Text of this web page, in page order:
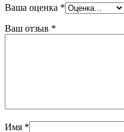
Ваша оценка *
Ваш отзыв *
Имя *